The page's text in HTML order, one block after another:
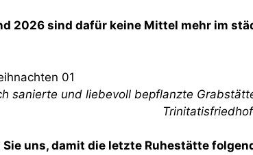
2026 sind dafür keine Mittel mehr im
sanierte und liebevoll bepflanzte
Trinitatisfriedhof
uns, damit die letzte Ruhestätte